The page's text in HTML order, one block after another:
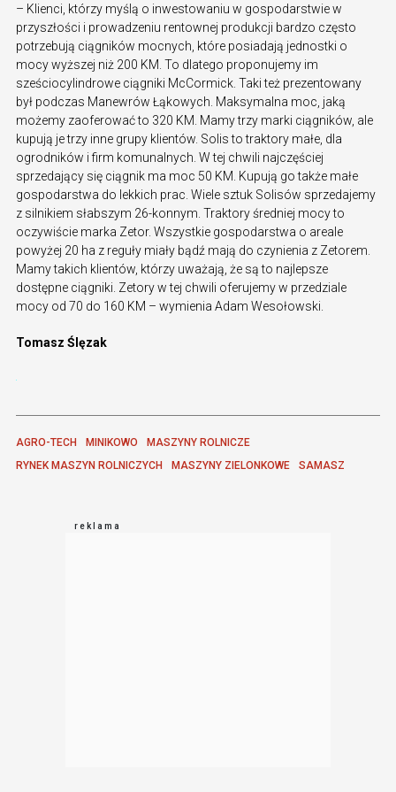
– Klienci, którzy myślą o inwestowaniu w gospodarstwie w
przyszłości i prowadzeniu rentownej produkcji bardzo często
potrzebują ciągników mocnych, które posiadają jednostki o
mocy wyższej niż 200 KM. To dlatego proponujemy im
sześciocylindrowe ciągniki McCormick. Taki też prezentowany
był podczas Manewrów Łąkowych. Maksymalna moc, jaką
możemy zaoferować to 320 KM. Mamy trzy marki ciągników, ale
kupują je trzy inne grupy klientów. Solis to traktory małe, dla
ogrodników i firm komunalnych. W tej chwili najczęściej
sprzedający się ciągnik ma moc 50 KM. Kupują go także małe
gospodarstwa do lekkich prac. Wiele sztuk Solisów sprzedajemy
z silnikiem słabszym 26-konnym. Traktory średniej mocy to
oczywiście marka Zetor. Wszystkie gospodarstwa o areale
powyżej 20 ha z reguły miały bądź mają do czynienia z Zetorem.
Mamy takich klientów, którzy uważają, że są to najlepsze
dostępne ciągniki. Zetory w tej chwili oferujemy w przedziale
mocy od 70 do 160 KM – wymienia Adam Wesołowski.
Tomasz Ślęzak
AGRO-TECH MINIKOWO
MASZYNY ROLNICZE
RYNEK MASZYN ROLNICZYCH
MASZYNY ZIELONKOWE SAMASZ